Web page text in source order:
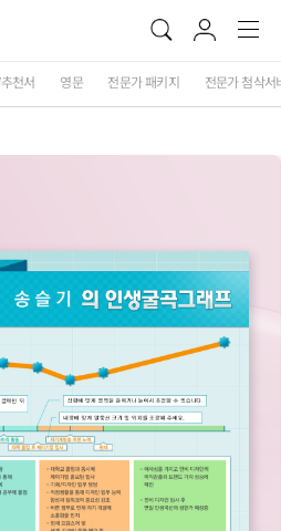
천서 영문 전문가 패키지 전문가 첨삭서